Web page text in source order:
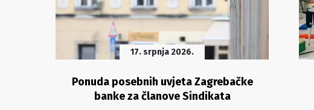
17. srpnja 2026.
Ponuda posebnih uvjeta Zagrebačke
banke za članove Sindikata